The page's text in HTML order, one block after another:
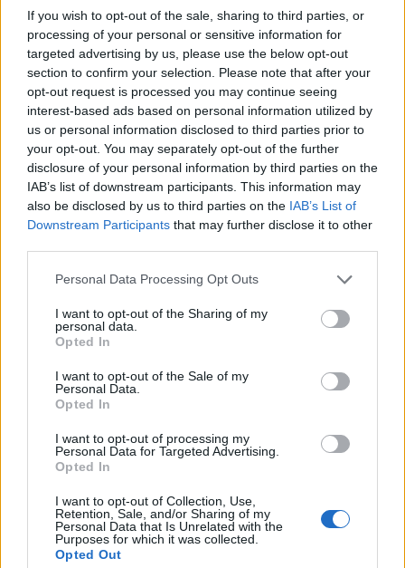
If you wish to opt-out of the sale, sharing to third parties, or
processing of your personal or sensitive information for
targeted advertising by us, please use the below opt-out
section to confirm your selection. Please note that after your
opt-out request is processed you may continue seeing
interest-based ads based on personal information utilized by
us or personal information disclosed to third parties prior to
your opt-out. You may separately opt-out of the further
disclosure of your personal information by third parties on the
IAB’s list of downstream participants. This information may
also be disclosed by us to third parties on the IAB’s List of
Downstream Participants that may further disclose it to other
Personal Data Processing Opt Outs
I want to opt-out of the Sharing of my
personal data.
Opted In
I want to opt-out of the Sale of my
Personal Data.
Opted In
I want to opt-out of processing my
Personal Data for Targeted Advertising.
Opted In
I want to opt-out of Collection, Use,
Retention, Sale, and/or Sharing of my
Personal Data that Is Unrelated with the
Purposes for which it was collected.
Opted Out
2023. június 21. 20:38
A keddi újabb 100 bázispontos MNB kamatvágás
után is stabil maradt a forint, sőt erősödni tudott,
szerdán pedig meglódult és délutánra a 370-es
szint alá jutott az euróval szemben. Ez egyhetes
forintcsúcsot jelent, a gyengélkedő dollárral
szemben pedig 338 alatt egyhavi csúcsra ért.
Pénteken jön a Fitch Ratings felőli magyar
hitelminősítés, ez állhat most a befektetők
fókuszában a nemzetközi adatok mellett.
2023. június 21. 20:38 Megosztás 336 forint körül jár a
dollár A dollár jegyzése este fél kilenc magasságában 336
forint felett jár, vagyis az amerikai fizetőeszköz 1,3
százalékkal gyengült a forinthoz képest. USD/HUF
árfolyamának alakulása...
KEDVES OLVASÓNK!
A keresett cikk a portfolio.hu hírarchívumához
regisztrációhoz kötött.
Az előfizetés a következőket tartalmazza: